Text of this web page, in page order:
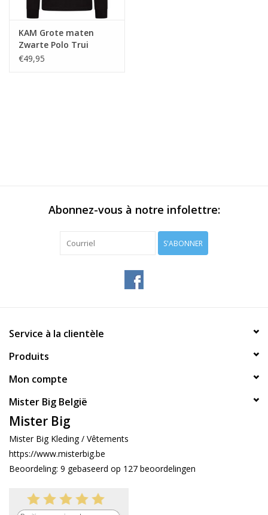
KAM Grote maten
Zwarte Polo Trui
€49,95
Abonnez-vous à notre infolettre:
S'ABONNER
Service à la clientèle
Produits
Mon compte
Mister Big België
Mister Big
Mister Big Kleding / Vêtements
https://www.misterbig.be
Beoordeling: 9 gebaseerd op 127 beoordelingen